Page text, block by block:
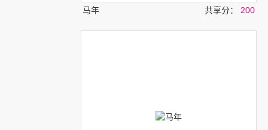
马年 共享分： 200